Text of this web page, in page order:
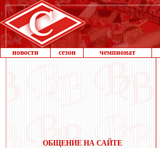
новости сезон чемпионат
ОБЩЕНИЕ НА САЙТЕ